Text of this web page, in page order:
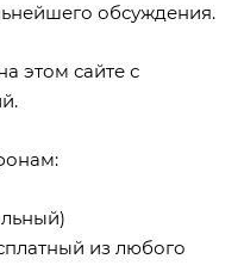
обсуждения.
этом сайте с
из любого